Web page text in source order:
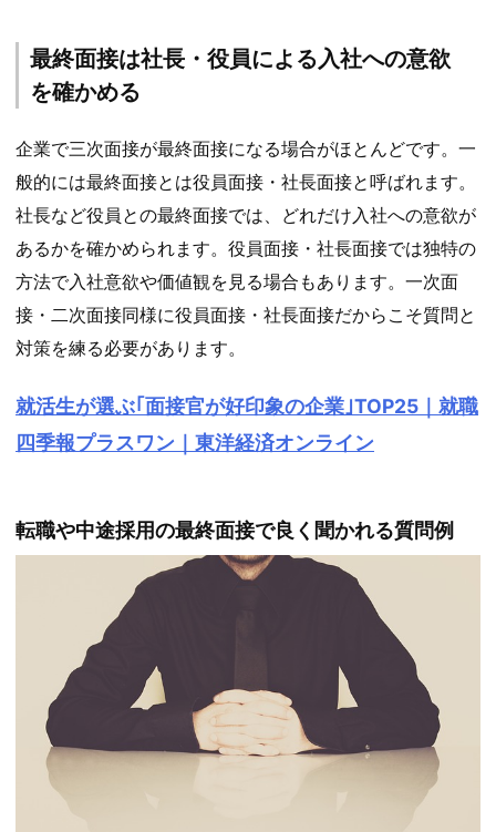
最終面接は社長・役員による入社への意欲
を確かめる
企業で三次面接が最終面接になる場合がほとんどです。一
般的には最終面接とは役員面接・社長面接と呼ばれます。
社長など役員との最終面接では、どれだけ入社への意欲が
あるかを確かめられます。役員面接・社長面接では独特の
方法で入社意欲や価値観を見る場合もあります。一次面
接・二次面接同様に役員面接・社長面接だからこそ質問と
対策を練る必要があります。
就活生が選ぶ｢面接官が好印象の企業｣TOP25｜就職
四季報プラスワン｜東洋経済オンライン
転職や中途採用の最終面接で良く聞かれる質問例